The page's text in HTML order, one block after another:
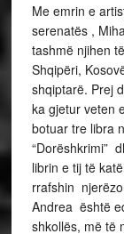
Me emrin e
serenatës ,
tashmë njihen
Shqipëri,
shqiptarë. Prej
ka gjetur veten
botuar tre libra
“Dorëshkrimi”
librin e tij të
rrafshin
Andrea është
shkollës, më të